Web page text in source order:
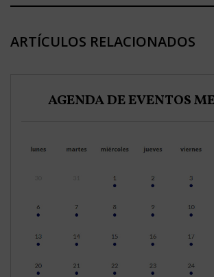
ARTÍCULOS RELACIONADOS
AGENDA DE EVENTOS